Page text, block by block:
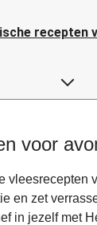
recepten
voor
recepten
voor
vleesrecepten
en zet
in jezelf met